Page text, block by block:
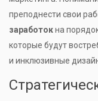
преподнести свои
заработокна
которые будут
и инклюзивные